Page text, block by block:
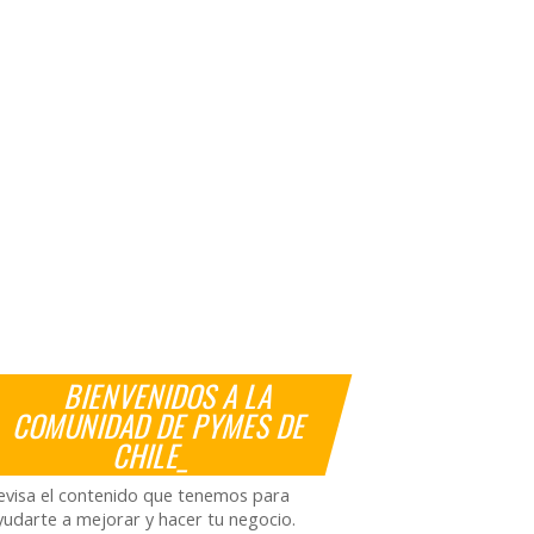
BIENVENIDOS A LA
COMUNIDAD DE PYMES DE
CHILE_
el contenido que tenemos para
a mejorar y hacer tu negocio.